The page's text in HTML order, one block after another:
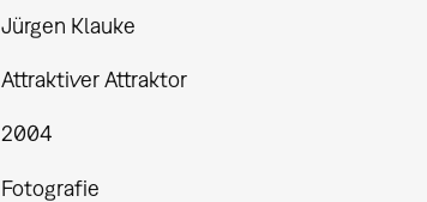
Jürgen Klauke
Attraktiver Attraktor
2004
Fotografie